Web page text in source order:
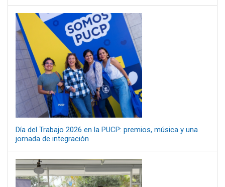
Día del Trabajo 2026 en la PUCP: premios, música y una
jornada de integración